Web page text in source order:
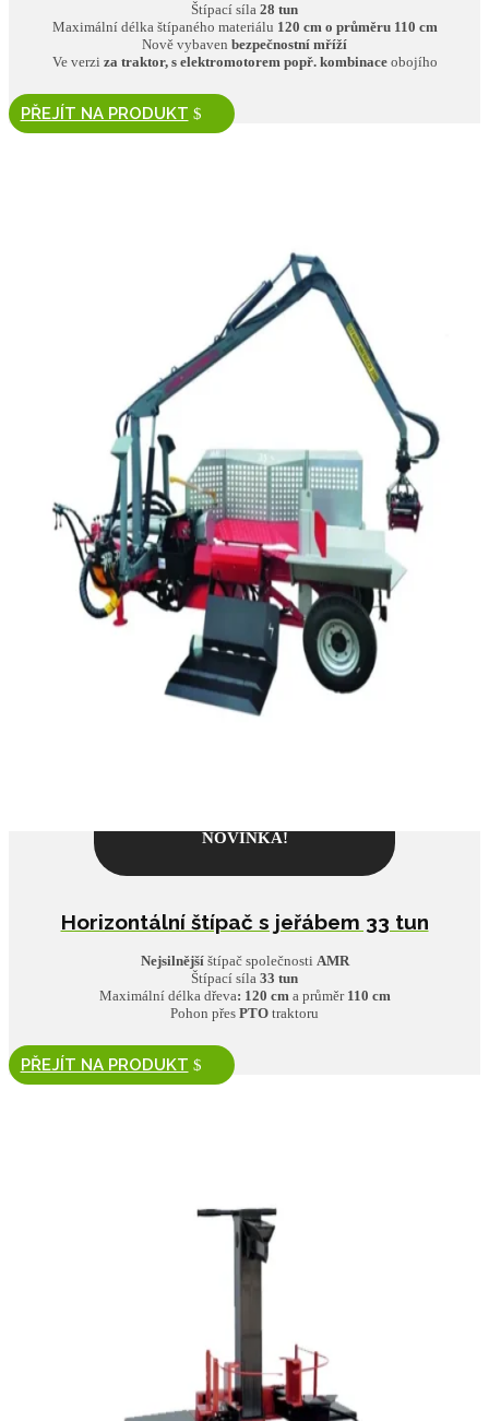
Štípací síla 28 tun
Maximální délka štípaného materiálu 120 cm o průměru 110 cm
Nově vybaven bezpečnostní mříží
Ve verzi za traktor, s elektromotorem popř. kombinaceobojího
PŘEJÍT NA PRODUKT
NOVINKA!
Horizontální štípač s jeřábem 33 tun
Nejsilnějšíštípač společnosti AMR
Štípací síla 33 tun
Maximální délka dřeva: 120 cm a průměr 110 cm
Pohon přes PTO traktoru
PŘEJÍT NA PRODUKT